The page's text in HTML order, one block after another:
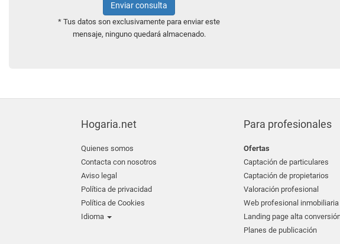
Enviar consulta
* Tus datos son exclusivamente para enviar este
mensaje, ninguno quedará almacenado.
Hogaria.net
Quienes somos
Contacta con nosotros
Aviso legal
Política de privacidad
Política de Cookies
Idioma
Para profesionales
Ofertas
Captación de particulares
Captación de propietarios
Valoración profesional
Web profesional inmobiliaria
Landing page alta
Planes de publicación